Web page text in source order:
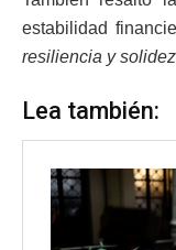
estabilidad
resiliencia y solidez
Lea también: